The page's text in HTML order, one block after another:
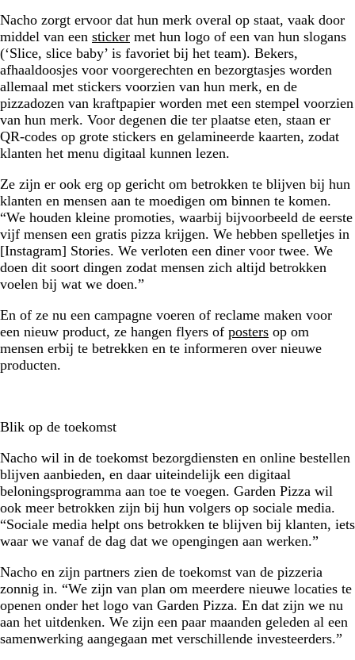
Nacho zorgt ervoor dat hun merk overal op staat, vaak door
middel van een sticker met hun logo of een van hun slogans
(‘Slice, slice baby’ is favoriet bij het team). Bekers,
afhaaldoosjes voor voorgerechten en bezorgtasjes worden
allemaal met stickers voorzien van hun merk, en de
pizzadozen van kraftpapier worden met een stempel voorzien
van hun merk. Voor degenen die ter plaatse eten, staan er
QR-codes op grote stickers en gelamineerde kaarten, zodat
klanten het menu digitaal kunnen lezen.
Ze zijn er ook erg op gericht om betrokken te blijven bij hun
klanten en mensen aan te moedigen om binnen te komen.
“We houden kleine promoties, waarbij bijvoorbeeld de eerste
vijf mensen een gratis pizza krijgen. We hebben spelletjes in
[Instagram] Stories. We verloten een diner voor twee. We
doen dit soort dingen zodat mensen zich altijd betrokken
voelen bij wat we doen.”
En of ze nu een campagne voeren of reclame maken voor
een nieuw product, ze hangen flyers of posters op om
mensen erbij te betrekken en te informeren over nieuwe
producten.
Blik op de toekomst
Nacho wil in de toekomst bezorgdiensten en online bestellen
blijven aanbieden, en daar uiteindelijk een digitaal
beloningsprogramma aan toe te voegen. Garden Pizza wil
ook meer betrokken zijn bij hun volgers op sociale media.
“Sociale media helpt ons betrokken te blijven bij klanten, iets
waar we vanaf de dag dat we opengingen aan werken.”
Nacho en zijn partners zien de toekomst van de pizzeria
zonnig in. “We zijn van plan om meerdere nieuwe locaties te
openen onder het logo van Garden Pizza. En dat zijn we nu
aan het uitdenken. We zijn een paar maanden geleden al een
samenwerking aangegaan met verschillende investeerders.”